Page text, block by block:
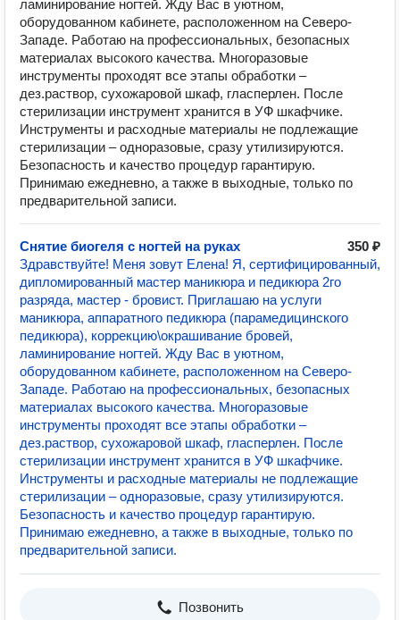
ламинирование ногтей. Жду Вас в уютном,
оборудованном кабинете, расположенном на Северо-
Западе. Работаю на профессиональных, безопасных
материалах высокого качества. Многоразовые
инструменты проходят все этапы обработки –
дез.раствор, сухожаровой шкаф, гласперлен. После
стерилизации инструмент хранится в УФ шкафчике.
Инструменты и расходные материалы не подлежащие
стерилизации – одноразовые, сразу утилизируются.
Безопасность и качество процедур гарантирую.
Принимаю ежедневно, а также в выходные, только по
предварительной записи.
Снятие биогеля с ногтей на руках
350 ₽
Здравствуйте! Меня зовут Елена! Я, сертифицированный,
дипломированный мастер маникюра и педикюра 2го
разряда, мастер - бровист. Приглашаю на услуги
маникюра, аппаратного педикюра (парамедицинского
педикюра), коррекцию\окрашивание бровей,
ламинирование ногтей. Жду Вас в уютном,
оборудованном кабинете, расположенном на Северо-
Западе. Работаю на профессиональных, безопасных
материалах высокого качества. Многоразовые
инструменты проходят все этапы обработки –
дез.раствор, сухожаровой шкаф, гласперлен. После
стерилизации инструмент хранится в УФ шкафчике.
Инструменты и расходные материалы не подлежащие
стерилизации – одноразовые, сразу утилизируются.
Безопасность и качество процедур гарантирую.
Принимаю ежедневно, а также в выходные, только по
предварительной записи.
Позвонить